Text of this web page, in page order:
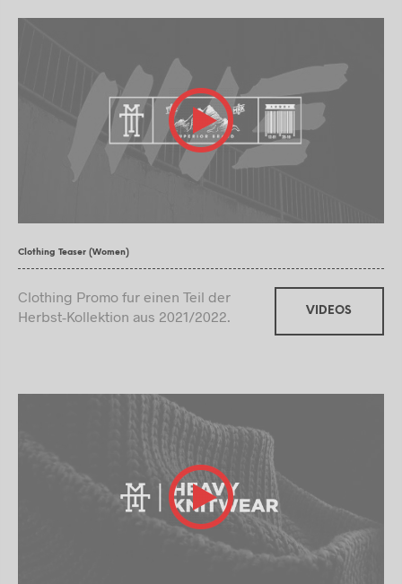
Clothing Teaser (Women)
Clothing Promo fur einen Teil der
Herbst-Kollektion aus 2021/2022.
VIDEOS